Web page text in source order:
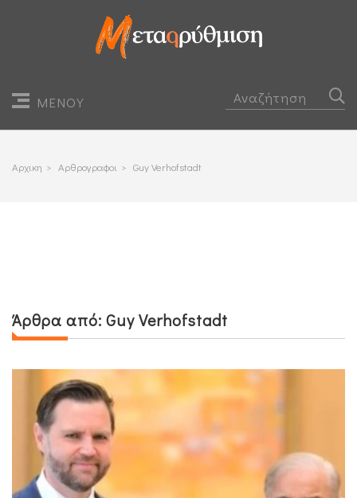
ΜΕΝΟΥ
Αρχικη > Αρθρογραφοι > Guy Verhofstadt
Άρθρα από:Guy Verhofstadt